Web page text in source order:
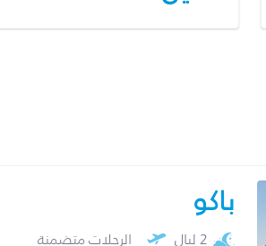
باكو
2 ليال الرحلات متضمنة